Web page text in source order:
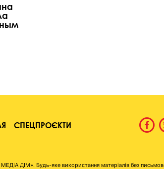
СПЕЦПРОЄКТИ
ДІМ». Будь-яке використання матеріалів без